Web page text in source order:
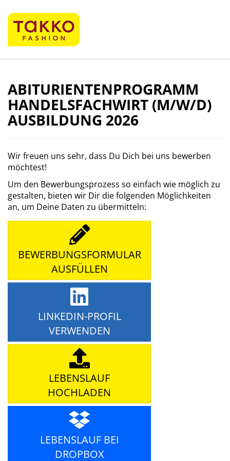
ABITURIENTENPROGRAMM
HANDELSFACHWIRT (M/W/D)
AUSBILDUNG 2026
Wir freuen uns sehr, dass Du Dich bei uns bewerben
möchtest!
Um den Bewerbungsprozess so einfach wie möglich zu
gestalten, bieten wir Dir die folgenden Möglichkeiten
an, um Deine Daten zu übermitteln:
BEWERBUNGSFORMULAR
AUSFÜLLEN
LINKEDIN-PROFIL
VERWENDEN
LEBENSLAUF
HOCHLADEN
LEBENSLAUF BEI
DROPBOX